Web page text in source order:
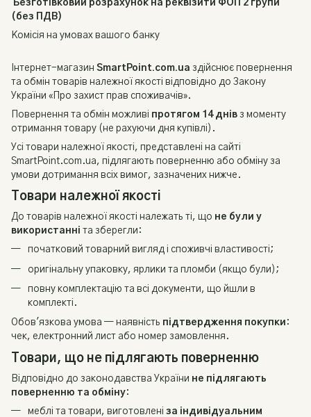
Безготівковий розрахунок на реквізити ФОП 2 групи
(без ПДВ)
Комісія на умовах вашого банку
Інтернет-магазин SmartPoint.com.ua здійснює повернення
та обмін товарів належної якості відповідно до Закону
України «Про захист прав споживачів».
Повернення та обмін можливі протягом 14 днів з моменту
отримання товару (не рахуючи дня купівлі).
Усі товари належної якості, представлені на сайті
SmartPoint.com.ua, підлягають поверненню або обміну за
умови дотримання всіх вимог, зазначених нижче.
Товари належної якості
До товарів належної якості належать ті, що не були у
використанні та зберегли:
початковий товарний вигляд і споживчі властивості;
оригінальну упаковку, ярлики та пломби (якщо були);
повну комплектацію та всі документи, що йшли в
комплекті.
Обов'язкова умова — наявність підтвердження покупки :
чек, електронний лист або номер замовлення.
Товари, що не підлягають поверненню
Відповідно до законодавства України не підлягають
поверненню та обміну:
меблі та товари, виготовлені за індивідуальним